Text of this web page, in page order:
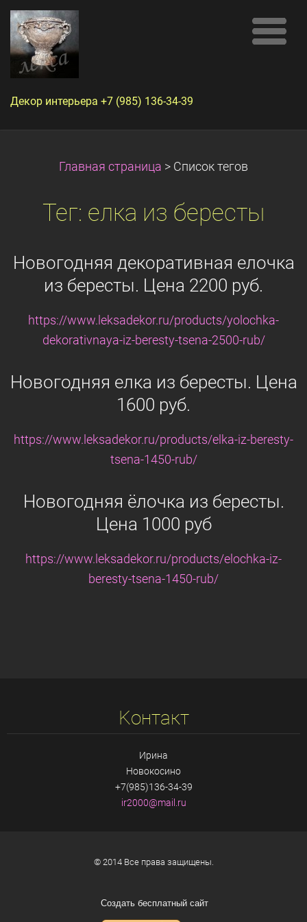
Декор интерьера +7 (985) 136-34-39
Главная страница > Список тегов
Тег: елка из бересты
Новогодняя декоративная елочка
из бересты. Цена 2200 руб.
https://www.leksadekor.ru/products/yolochka-
dekorativnaya-iz-beresty-tsena-2500-rub/
Новогодняя елка из бересты. Цена
1600 руб.
https://www.leksadekor.ru/products/elka-iz-beresty-
tsena-1450-rub/
Новогодняя ёлочка из бересты.
Цена 1000 руб
https://www.leksadekor.ru/products/elochka-iz-
beresty-tsena-1450-rub/
Koнтакт
Ирина
Новокосино
+7(985)136-34-39
ir2000@mail.ru
© 2014 Все права защищены.
Создать бесплатный сайт